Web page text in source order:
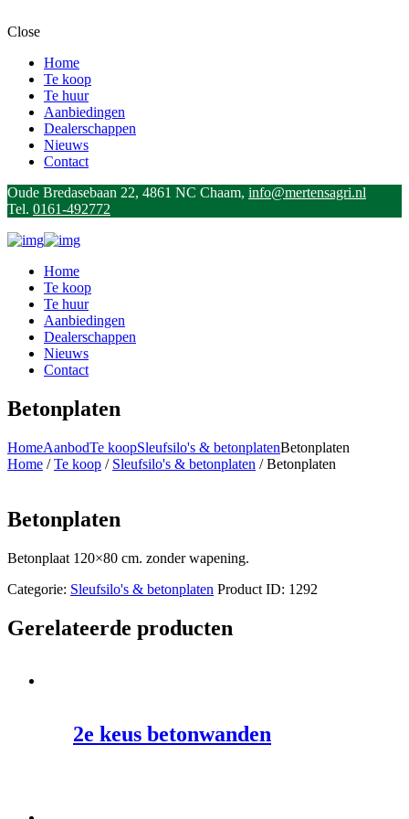
Close
Home
Te koop
Te huur
Aanbiedingen
Dealerschappen
Nieuws
Contact
Oude Bredasebaan 22, 4861 NC Chaam, info@mertensagri.nl
Tel. 0161-492772
Home
Te koop
Te huur
Aanbiedingen
Dealerschappen
Nieuws
Contact
Betonplaten
HomeAanbodTe koopSleufsilo's & betonplatenBetonplaten
Home /Te koop / Sleufsilo's & betonplaten / Betonplaten
Betonplaten
Betonplaat 120×80 cm. zonder wapening.
Categorie: Sleufsilo's & betonplaten Product ID: 1292
Gerelateerde producten
2e keus betonwanden